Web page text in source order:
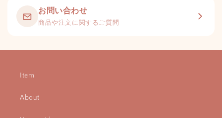
お問い合わせ
商品や注文に関するご質問
Item
About